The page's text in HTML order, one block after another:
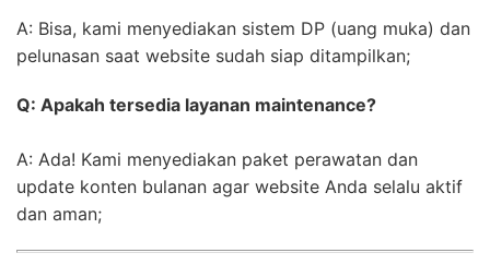
A: Bisa, kami menyediakan sistem DP (uang muka) dan
pelunasan saat website sudah siap ditampilkan;
Q: Apakah tersedia layanan maintenance?
A: Ada! Kami menyediakan paket perawatan dan
update konten bulanan agar website Anda selalu aktif
dan aman;